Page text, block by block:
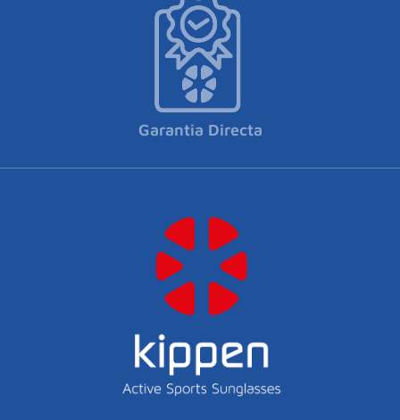
Garantia Directa